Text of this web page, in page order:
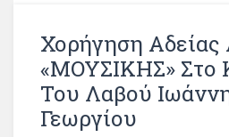
Χορήγηση Αδείας
«ΜΟΥΣΙΚΗΣ» Στο
Του Λαβού
Γεωργίου